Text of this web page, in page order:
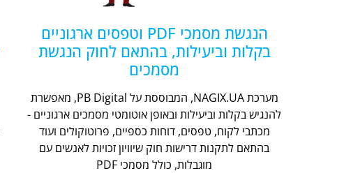
הנגשת מסמכי PDF וטפסים ארגוניים
בקלות וביעילות, בהתאם לחוק הנגשת
מסמכים
מערכת NAGIX.UA, המבוססת על PB Digital, מאפשרת
להנגיש בקלות וביעילות ובאופן אוטומטי מסמכים ארגוניים -
מכתבי לקוח, טפסים, דוחות כספיים, פרוטוקולים ועוד
בהתאם לתקנות דרישות חוק שיוויון זכויות לאנשים עם
מוגבלות, כולל מסמכי PDF